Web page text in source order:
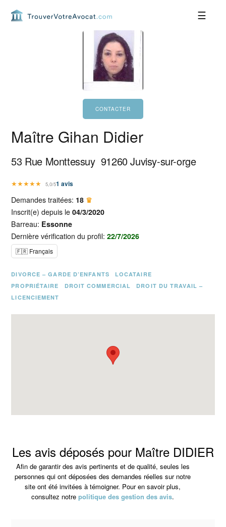
Maître Gihan Didier
53 Rue Monttessuy 91260 Juvisy-sur-orge
★★★★★ 5,0/51 avis
Demandes traitées: 18 ♛
Inscrit(e) depuis le04/3/2020
Barreau: Essonne
Dernière vérification du profil:22/7/2026
🇫🇷 Français
DIVORCE – GARDE D’ENFANTS
LOCATAIRE
PROPRIÉTAIRE
DROIT COMMERCIAL
DROIT DU TRAVAIL –
LICENCIEMENT
Les avis déposés pour Maître DIDIER
Afin de garantir des avis pertinents et de qualité, seules les
personnes qui ont déposées des demandes réelles sur notre
site ont été invitées à témoigner. Pour en savoir plus,
consultez notrepolitique des gestion des avis.